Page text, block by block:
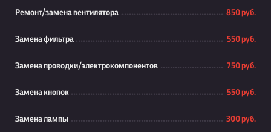
Ремонт/замена вентилятора 850 руб.
Замена фильтра 550 руб.
Замена проводки/электрокомпонентов 750 руб.
Замена кнопок 550 руб.
Замена лампы 300 руб.